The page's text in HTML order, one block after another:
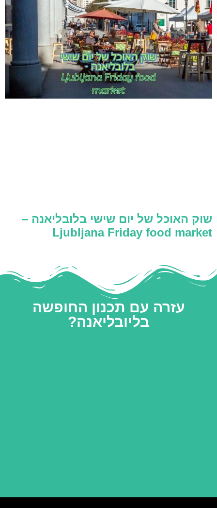
שוק האוכל של יום שישי בלובליאנה –
Ljubljana Friday food market
עזרה עם תכנון החופשה
בליובליאנה?